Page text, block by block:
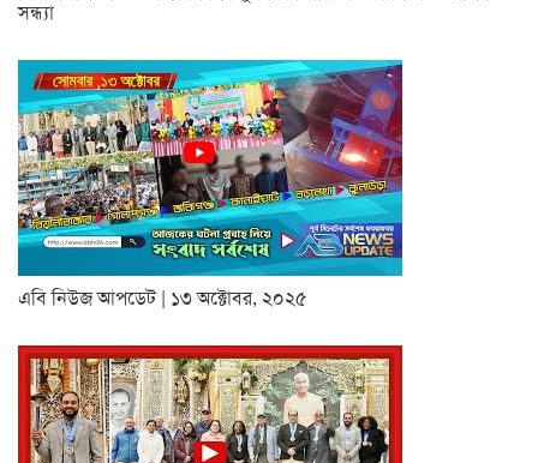
সন্ধ্যা
এবি নিউজ আপডেট | ১৩ অক্টোবর, ২০২৫